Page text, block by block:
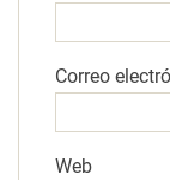
Correo
Web